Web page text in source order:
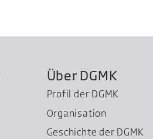
Über DGMK
Profil der DGMK
Organisation
Geschichte der DGMK